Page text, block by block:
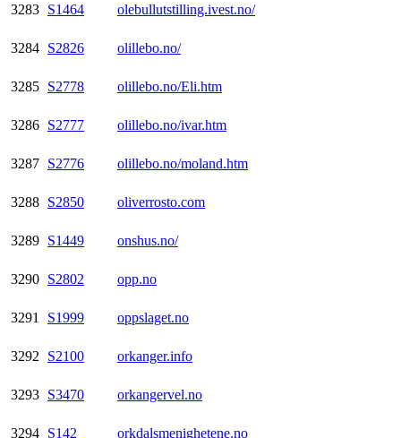
3283 S1464 olebullutstilling.ivest.no/
3284 S2826 olillebo.no/
3285 S2778 olillebo.no/Eli.htm
3286 S2777 olillebo.no/ivar.htm
3287 S2776 olillebo.no/moland.htm
3288 S2850 oliverrosto.com
3289 S1449 onshus.no/
3290 S2802 opp.no
3291 S1999 oppslaget.no
3292 S2100 orkanger.info
3293 S3470 orkangervel.no
3294 S142 orkdalsmenighetene.no